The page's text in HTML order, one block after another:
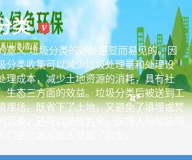
类
意义:垃圾分类的好处是显而易见的。因
分类收集可以减少垃圾处理量和处理设
理成本，减少土地资源的消耗，具有社
生态三方面的效益。垃圾分类后被送到工
埋场，既省下了土地，又避免了填埋或焚